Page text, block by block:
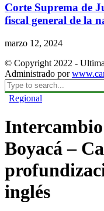
Corte Suprema de
fiscal general de la
marzo 12, 2024
© Copyright 2022 -
Administrado por
Regional
Boyacá –
inglés